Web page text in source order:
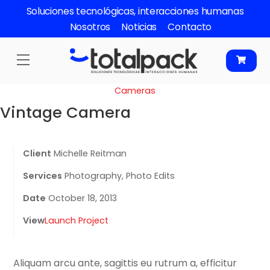
content
Soluciones tecnológicas, interacciones humanas
Nosotros
Noticias Contacto
Menu
Cameras
Vintage Camera
Client Michelle Reitman
Services Photography, Photo Edits
Date October 18, 2013
ViewLaunch Project
Aliquam arcu ante, sagittis eu rutrum a, efficitur